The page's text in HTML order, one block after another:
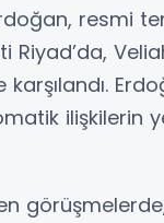
resmi
Riyad’da,
ilişkilerin